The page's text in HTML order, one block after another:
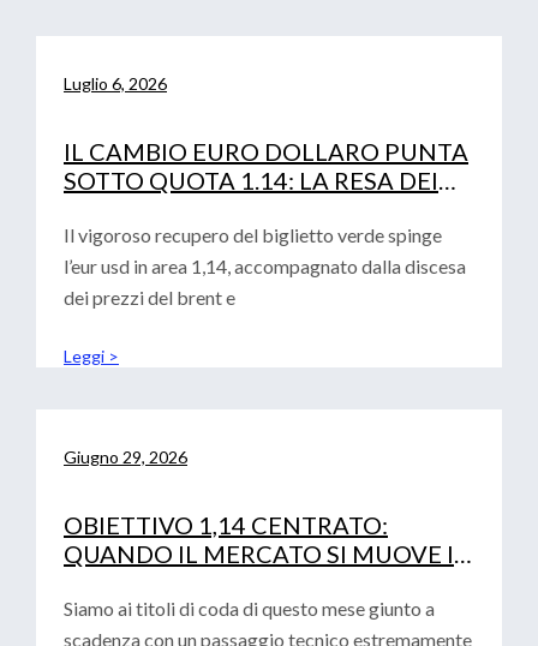
Luglio 6, 2026
IL CAMBIO EURO DOLLARO PUNTA
SOTTO QUOTA 1.14: LA RESA DEI
CURVA IRS
Il vigoroso recupero del biglietto verde spinge
l’eur usd in area 1,14, accompagnato dalla discesa
dei prezzi del brent e
Leggi >
Giugno 29, 2026
OBIETTIVO 1,14 CENTRATO:
QUANDO IL MERCATO SI MUOVE IN
Siamo ai titoli di coda di questo mese giunto a
scadenza con un passaggio tecnico estremamente